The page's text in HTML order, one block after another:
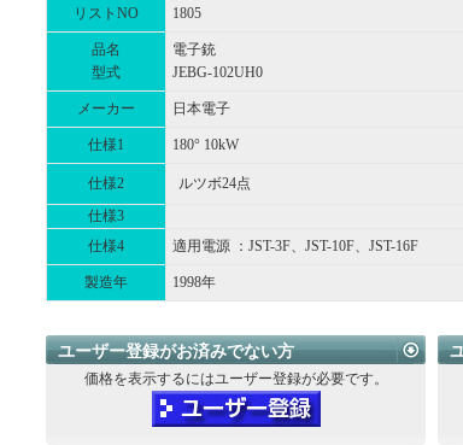
リストNO 1805
品名
型式
電子銃
JEBG-102UH0
メーカー 日本電子
仕様1 180° 10kW
仕様2
ルツボ24点
仕様3
仕様4
適用電源 ：JST-3F、JST-10F、JST-16F
製造年 1998年
ユーザー登録がお済みでない方
価格を表示するにはユーザー登録が必要です。